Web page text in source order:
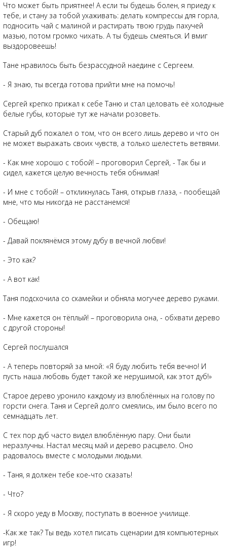
Что может быть приятнее! А если ты будешь болен, я приеду к
тебе, и стану за тобой ухаживать: делать компрессы для горла,
подносить чай с малиной и растирать твою грудь пахучей
мазью, потом громко чихать. А ты будешь смеяться. И вмиг
выздоровеешь!
Тане нравилось быть безрассудной наедине с Сергеем.
- Я знаю, ты всегда готова прийти мне на помочь!
Сергей крепко прижал к себе Таню и стал целовать её холодные
белые губы, которые тут же начали розоветь.
Старый дуб пожалел о том, что он всего лишь дерево и что он
не может выражать своих чувств, а только шелестеть ветвями.
- Как мне хорошо с тобой! – проговорил Сергей, - Так бы и
сидел, кажется целую вечность тебя обнимая!
- И мне с тобой! – откликнулась Таня, открыв глаза, - пообещай
мне, что мы никогда не расстанемся!
- Обещаю!
- Давай поклянёмся этому дубу в вечной любви!
- Это как?
- А вот как!
Таня подскочила со скамейки и обняла могучее дерево руками.
- Мне кажется он тёплый! – проговорила она, - обхвати дерево
с другой стороны!
Сергей послушался
- А теперь повторяй за мной: «Я буду любить тебя вечно! И
пусть наша любовь будет такой же нерушимой, как этот дуб!»
Старое дерево уронило каждому из влюблённых на голову по
горсти снега. Таня и Сергей долго смеялись, им было всего по
семнадцать лет.
С тех пор дуб часто видел влюблённую пару. Они были
неразлучны. Настал месяц май и дерево расцвело. Оно
радовалось вместе с молодыми людьми.
- Таня, я должен тебе кое-что сказать!
- Что?
- Я скоро уеду в Москву, поступать в военное училище.
-Как же так? Ты ведь хотел писать сценарии для компьютерных
игр!